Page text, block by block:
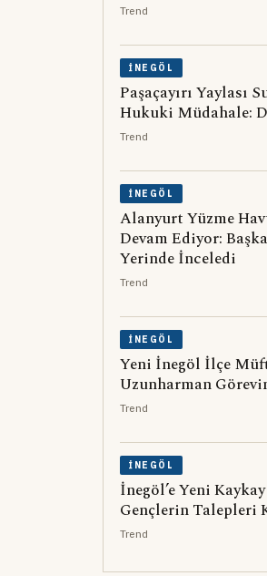
Trend
İNEGÖL
Paşaçayırı Yaylası
Hukuki Müdahale:
Trend
İNEGÖL
Alanyurt Yüzme
Devam Ediyor:
Yerinde İnceledi
Trend
İNEGÖL
Yeni İnegöl İlçe
Uzunharman
Trend
İNEGÖL
İnegöl’e Yeni
Gençlerin Talepleri
Trend